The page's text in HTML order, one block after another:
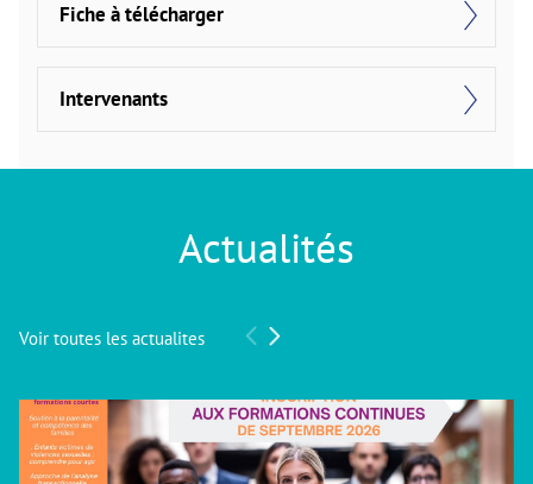
Fiche à télécharger
Intervenants
Actualités
Voir toutes les actualites